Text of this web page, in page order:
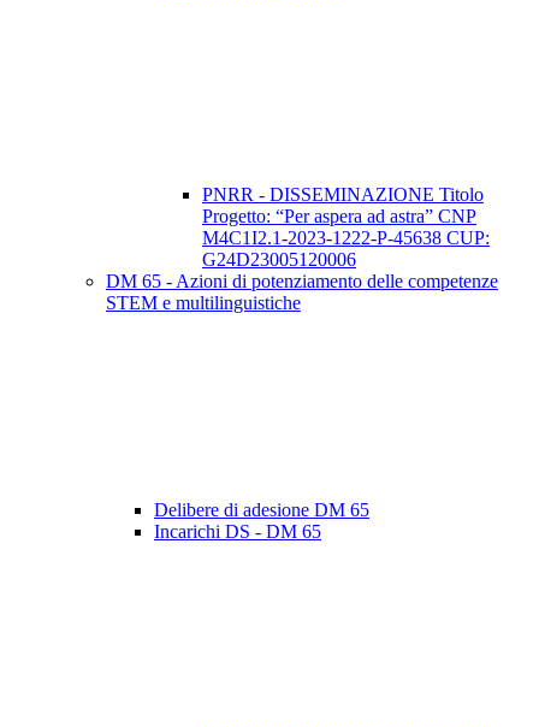
PNRR - DISSEMINAZIONE Titolo
Progetto: “Per aspera ad astra” CNP
M4C1I2.1-2023-1222-P-45638 CUP:
G24D23005120006
DM 65 - Azioni di potenziamento delle competenze
STEM e multilinguistiche
Delibere di adesione DM 65
Incarichi DS - DM 65